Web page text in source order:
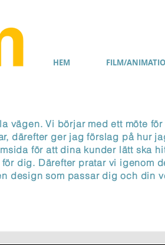
vägen. Vi börjar med ett möte
därefter ger jag förslag på hur
för att dina kunder lätt ska
dig. Därefter pratar vi igenom
design som passar dig och din
HEM FILM/